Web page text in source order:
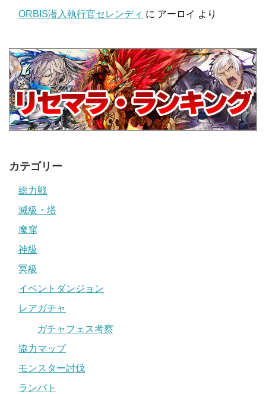
ORBIS潜入執行官セレンディ に アーロイ より
カテゴリー
総力戦
滅級・塔
魔窟
神級
冥級
イベントダンジョン
レアガチャ
ガチャフェス考察
協力マップ
モンスター討伐
ランバト